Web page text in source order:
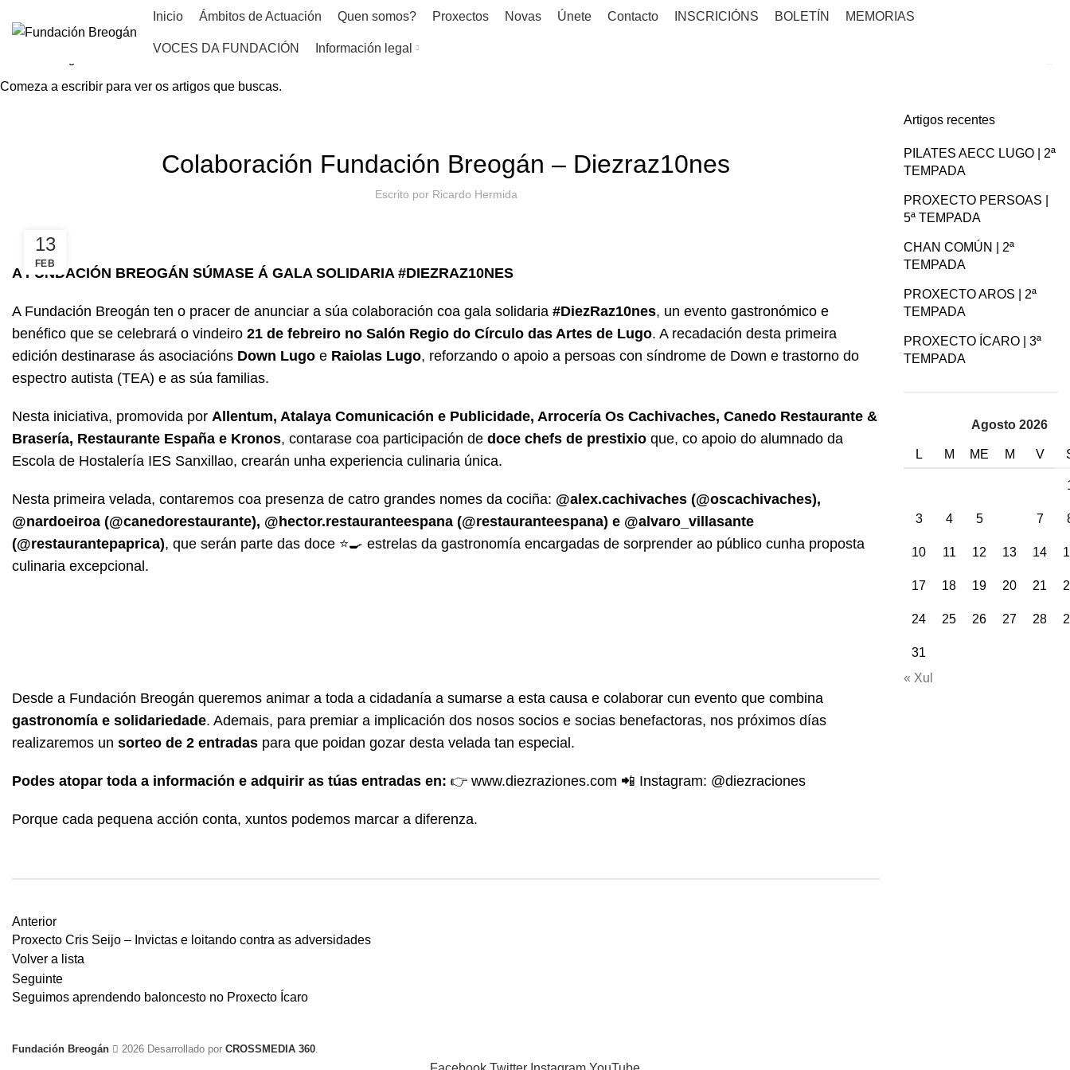
Inicio Ámbitos de Actuación Quen somos? Proxectos Novas Únete Contacto INSCRICIÓNS BOLETÍN MEMORIAS
VOCES DA FUNDACIÓN Información legal
Colaboración Fundación Breogán – Diezraz10nes
Escrito por Ricardo Hermida
13
FEB
A FUNDACIÓN BREOGÁN SÚMASE Á GALA SOLIDARIA #DIEZRAZ10NES
A Fundación Breogán ten o pracer de anunciar a súa colaboración coa gala solidaria #DiezRaz10nes, un evento gastronómico e
benéfico que se celebrará o vindeiro 21 de febreiro no Salón Regio do Círculo das Artes de Lugo. A recadación desta primeira
edición destinarase ás asociacións Down Lugo e Raiolas Lugo, reforzando o apoio a persoas con síndrome de Down e trastorno do
espectro autista (TEA) e as súa familias.
Nesta iniciativa, promovida por Allentum, Atalaya Comunicación e Publicidade, Arrocería Os Cachivaches, Canedo Restaurante &
Brasería, Restaurante España e Kronos, contarase coa participación de doce chefs de prestixio que, co apoio do alumnado da
Escola de Hostalería IES Sanxillao, crearán unha experiencia culinaria única.
Nesta primeira velada, contaremos coa presenza de catro grandes nomes da cociña: @alex.cachivaches (@oscachivaches),
@nardoeiroa (@canedorestaurante), @hector.restauranteespana (@restauranteespana) e @alvaro_villasante
(@restaurantepaprica), que serán parte das doce ⭐🍳 estrelas da gastronomía encargadas de sorprender ao público cunha proposta
culinaria excepcional.
Desde a Fundación Breogán queremos animar a toda a cidadanía a sumarse a esta causa e colaborar cun evento que combina
gastronomía e solidariedade. Ademais, para premiar a implicación dos nosos socios e socias benefactoras, nos próximos días
realizaremos un sorteo de 2 entradas para que poidan gozar desta velada tan especial.
Podes atopar toda a información e adquirir as túas entradas en: 👉 www.diezraziones.com 📲 Instagram: @diezraciones
Porque cada pequena acción conta, xuntos podemos marcar a diferenza.
Anterior
Proxecto Cris Seijo – Invictas e loitando contra as adversidades
Volver a lista
Seguinte
Seguimos aprendendo baloncesto no Proxecto Ícaro
Artigos recentes
PILATES AECC LUGO | 2ª
TEMPADA
PROXECTO PERSOAS |
5ª TEMPADA
CHAN COMÚN | 2ª
TEMPADA
PROXECTO AROS | 2ª
TEMPADA
PROXECTO ÍCARO | 3ª
TEMPADA
Agosto 2026
L M ME M V
3 4 5 7
10 11 12 13 14
17 18 19 20 21
24 25 26 27 28
31
« Xul
Fundación Breogán 2026 Desarrollado por CROSSMEDIA 360.
Comeza a escribir para ver os artigos que buscas.